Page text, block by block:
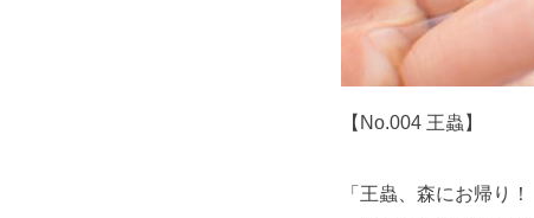
【No.004 王蟲】
「王蟲、森にお帰り！